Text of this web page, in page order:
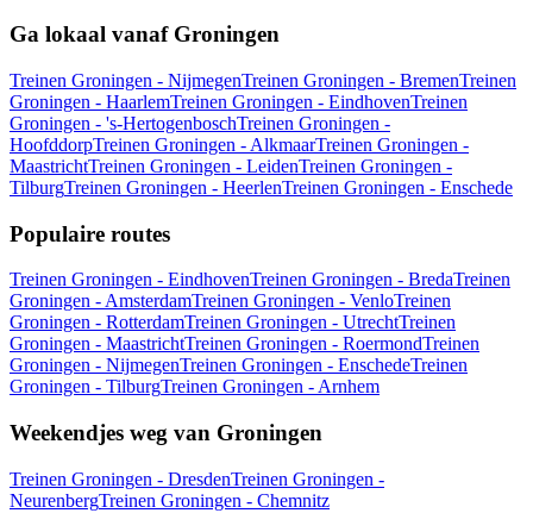
Ga lokaal vanaf Groningen
Treinen Groningen - NijmegenTreinen Groningen - BremenTreinen
Groningen - HaarlemTreinen Groningen - EindhovenTreinen
Groningen - 's-HertogenboschTreinen Groningen -
HoofddorpTreinen Groningen - AlkmaarTreinen Groningen -
MaastrichtTreinen Groningen - LeidenTreinen Groningen -
TilburgTreinen Groningen - HeerlenTreinen Groningen - Enschede
Populaire routes
Treinen Groningen - EindhovenTreinen Groningen - BredaTreinen
Groningen - AmsterdamTreinen Groningen - VenloTreinen
Groningen - RotterdamTreinen Groningen - UtrechtTreinen
Groningen - MaastrichtTreinen Groningen - RoermondTreinen
Groningen - NijmegenTreinen Groningen - EnschedeTreinen
Groningen - TilburgTreinen Groningen - Arnhem
Weekendjes weg van Groningen
Treinen Groningen - DresdenTreinen Groningen -
NeurenbergTreinen Groningen - Chemnitz